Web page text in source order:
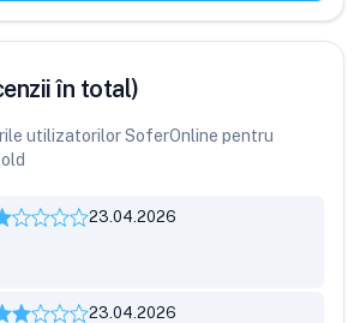
în total)
utilizatorilor SoferOnline pentru
23.04.2026
23.04.2026